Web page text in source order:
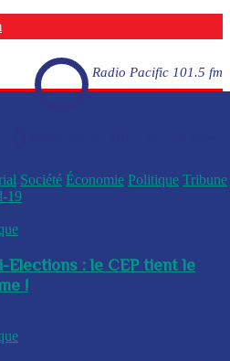
Radio Pacific 101.5 fm
Société Économie Politique Tribune
19
Elections : le CEP tient le
!